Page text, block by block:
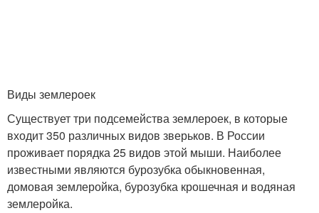
Виды землероек
Существует три подсемейства землероек, в которые
входит 350 различных видов зверьков. В России
проживает порядка 25 видов этой мыши. Наиболее
известными являются бурозубка обыкновенная,
домовая землеройка, бурозубка крошечная и водяная
землеройка.